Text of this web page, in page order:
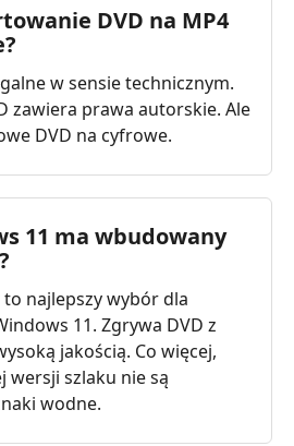
DVD na MP4
w sensie technicznym.
zawiera prawa autorskie. Ale
DVD na cyfrowe.
11 ma wbudowany
najlepszy wybór dla
11. Zgrywa DVD z
jakością. Co więcej,
wersji szlaku nie są
wodne.